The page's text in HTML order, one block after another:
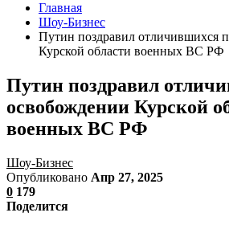
Главная
Шоу-Бизнес
Путин поздравил отличившихся
Курской области военных ВС РФ
Путин поздравил
освобождении Курской
военных ВС РФ
Шоу-Бизнес
Опубликовано Апр 27, 2025
0 179
Поделится